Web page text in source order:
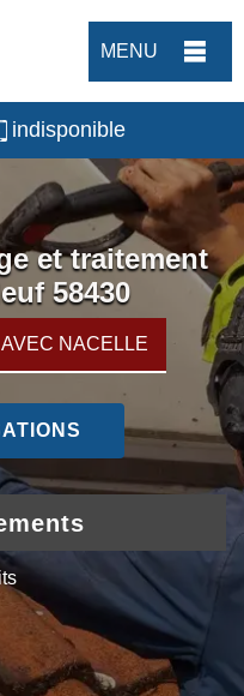
MENU
indisponible
et traitement
58430
NACELLE